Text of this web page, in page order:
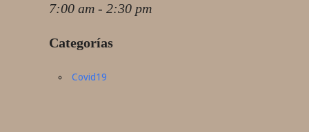
7:00 am - 2:30 pm
Categorías
Covid19